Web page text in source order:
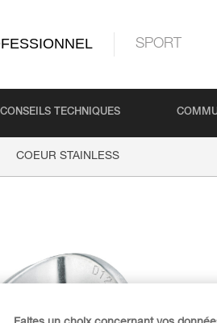
SPORT
CONSEILS TECHNIQUES
COEUR STAINLESS